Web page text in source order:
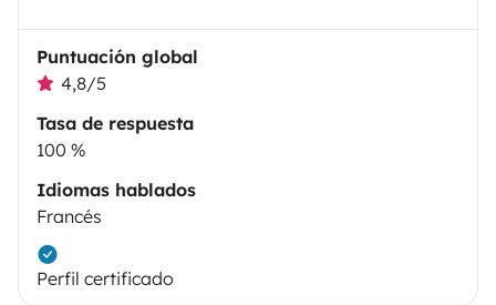
Puntuación global
4,8/5
Tasa de respuesta
100 %
Idiomas hablados
Francés
Perfil certificado